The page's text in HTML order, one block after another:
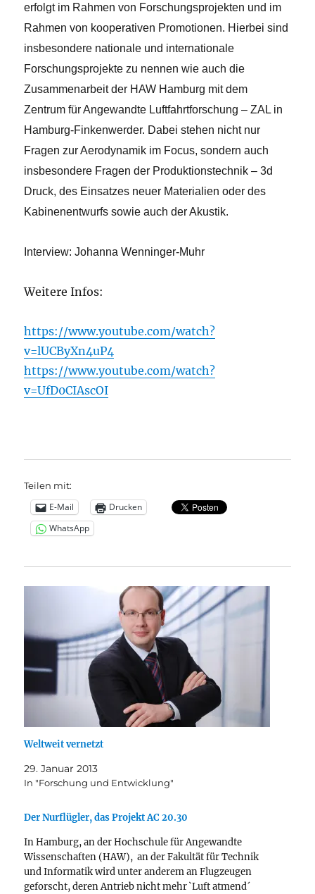
erfolgt im Rahmen von Forschungsprojekten und im
Rahmen von kooperativen Promotionen. Hierbei sind
insbesondere nationale und internationale
Forschungsprojekte zu nennen wie auch die
Zusammenarbeit der HAW Hamburg mit dem
Zentrum für Angewandte Luftfahrtforschung – ZAL in
Hamburg-Finkenwerder. Dabei stehen nicht nur
Fragen zur Aerodynamik im Focus, sondern auch
insbesondere Fragen der Produktionstechnik – 3d
Druck, des Einsatzes neuer Materialien oder des
Kabinenentwurfs sowie auch der Akustik.
Interview: Johanna Wenninger-Muhr
Weitere Infos:
https://www.youtube.com/watch?
v=lUCByXn4uP4
https://www.youtube.com/watch?
v=UfD0CIAscOI
Teilen mit:
E-Mail
Drucken
WhatsApp
Weltweit vernetzt
29. Januar 2013
In "Forschung und Entwicklung"
Der Nurflügler, das Projekt AC 20.30
In Hamburg, an der Hochschule für Angewandte
Wissenschaften (HAW), an der Fakultät für Technik
und Informatik wird unter anderem an Flugzeugen
geforscht, deren Antrieb nicht mehr `Luft atmend´